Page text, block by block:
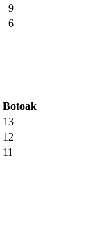
9
6
Botoak
13
12
11